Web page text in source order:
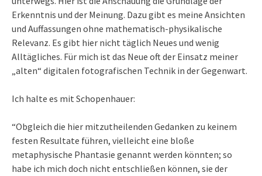
Erkenntnis und der Meinung. Dazu gibt es meine Ansichten
und Auffassungen ohne mathematisch-physikalische
Relevanz. Es gibt hier nicht täglich Neues und wenig
Alltägliches. Für mich ist das Neue oft der Einsatz meiner
„alten“ digitalen fotografischen Technik in der Gegenwart.
Ich halte es mit Schopenhauer:
“Obgleich die hier mitzutheilenden Gedanken zu keinem
festen Resultate führen, vielleicht eine bloße
metaphysische Phantasie genannt werden könnten; so
habe ich mich doch nicht entschließen können, sie der